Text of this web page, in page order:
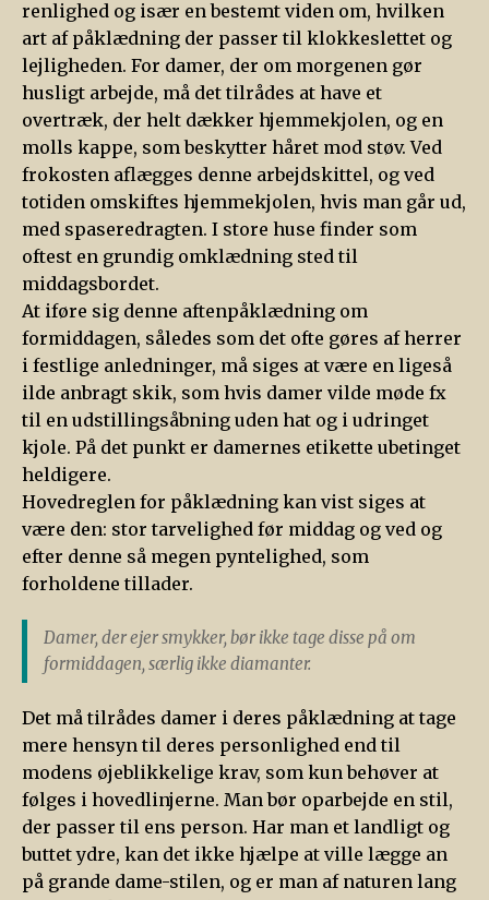
renlighed og især en bestemt viden om, hvilken
art af påklædning der passer til klokkeslettet og
lejligheden. For damer, der om morgenen gør
husligt arbejde, må det tilrådes at have et
overtræk, der helt dækker hjemmekjolen, og en
molls kappe, som beskytter håret mod støv. Ved
frokosten aflægges denne arbejdskittel, og ved
totiden omskiftes hjemmekjolen, hvis man går ud,
med spaseredragten. I store huse finder som
oftest en grundig omklædning sted til
middagsbordet.
At iføre sig denne aftenpåklædning om
formiddagen, således som det ofte gøres af herrer
i festlige anledninger, må siges at være en ligeså
ilde anbragt skik, som hvis damer vilde møde fx
til en udstillingsåbning uden hat og i udringet
kjole. På det punkt er damernes etikette ubetinget
heldigere.
Hovedreglen for påklædning kan vist siges at
være den: stor tarvelighed før middag og ved og
efter denne så megen pyntelighed, som
forholdene tillader.
Damer, der ejer smykker, bør ikke tage disse på om
formiddagen, særlig ikke diamanter.
Det må tilrådes damer i deres påklædning at tage
mere hensyn til deres personlighed end til
modens øjeblikkelige krav, som kun behøver at
følges i hovedlinjerne. Man bør oparbejde en stil,
der passer til ens person. Har man et landligt og
buttet ydre, kan det ikke hjælpe at ville lægge an
på grande dame-stilen, og er man af naturen lang